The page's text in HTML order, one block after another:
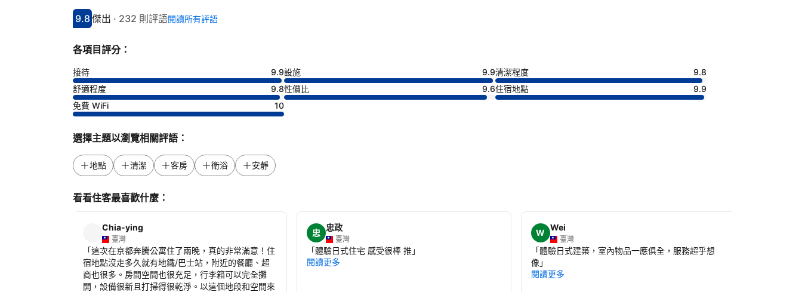
分數9.8分
9.8
評比傑出
傑出 · 232 則評語閱讀所有評語
各項目評分：
接待 9.9設施 9.9清潔程度
9.8
舒適程度
9.8性價比 9.6住宿地點
9.9
免費 WiFi
10
選擇主題以瀏覽相關評語：
地點 清潔 客房 衛浴 安靜
看看住客最喜歡什麼：
Chia-ying
臺灣
「這次在京都奔騰公寓住了兩晚，真的非常滿意！住
宿地點沒走多久就有地鐵/巴士站，附近的餐廳、超
商也很多。房間空間也很充足，行李箱可以完全攤
開，設備很新且打掃得很乾淨。以這個地段和空間來
忠
忠政
臺灣
「體驗日式住宅 感受很棒 推 」
閱讀更多
W
Wei
臺灣
「體驗日式建築，室內物品一應俱全，服務超乎想
像 」
閱讀更多